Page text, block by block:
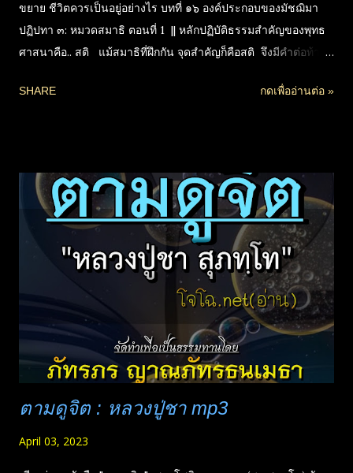
ขยาย ชีวิตควรเป็นอยู่อย่างไร บทที่ ๑๖ องค์ประกอบของมัชฌิมา
ปฏิปทา ๓: หมวดสมาธิ ตอนที่ 1 || หลักปฏิบัติธรรมสำคัญของพุทธ
ศาสนาคือ.. สติ แม้สมาธิที่ฝึกกัน จุดสำคัญก็คือสติ จึงมีคำต่อท้าย
รู้ตามจริง ไม่ใช่การบังคับจิตให้สงบ ดังนั้นการเข้าใจเรื่องสติจึง
สำหรับบทนี้แบ่งเป็นสองตอน ตอนที่หนึ่งจะเป็นเรื่องของ สัมมา
วายามะ และ สัมมาสติ ซึ่งสัมมาวายามะ ความเพียรชอบนั้น ถือ
เป็นส่วนหนึ่งในการเจริญสติที่ต้องมีควบคู่กันไป ส่วนสัมมาสมาธิ
จะแยกไว้เป็นอีกตอน เพราะมีเนื้อหาที่ค่อนข้างละเอียดและมีความ
ยาวมาก เพื่อให้ได้ศึกษาไปทีละลำดับ และเลือกฟังภายหลังได้
สะดวกขึ้นนะครับ || อ่านโดย.. อริยคุณ ชมรมผลดี เลือกฟังตั้งแต่
SHARE กดเพื่ออ่านต่อ »
ตามดูจิต : หลวงปู่ชา mp3
April 03, 2023